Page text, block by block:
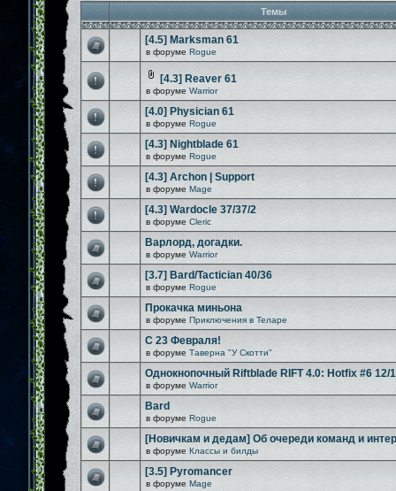
Темы
[4.5] Marksman 61
в форуме Rogue
[4.3] Reaver 61
в форуме Warrior
[4.0] Physician 61
в форуме Rogue
[4.3] Nightblade 61
в форуме Rogue
[4.3] Archon | Support
в форуме Mage
[4.3] Wardocle 37/37/2
в форуме Cleric
Варлорд, догадки.
в форуме Warrior
[3.7] Bard/Tactician 40/36
в форуме Rogue
Прокачка миньона
в форуме Приключения в Теларе
С 23 Февраля!
в форуме Таверна "У Скотти"
Однокнопочный Riftblade RIFT 4.0: Hotfix #6 12/
в форуме Warrior
Bard
в форуме Rogue
[Новичкам и дедам] Об очереди команд и
в форуме Классы и билды
[3.5] Pyromancer
в форуме Mage